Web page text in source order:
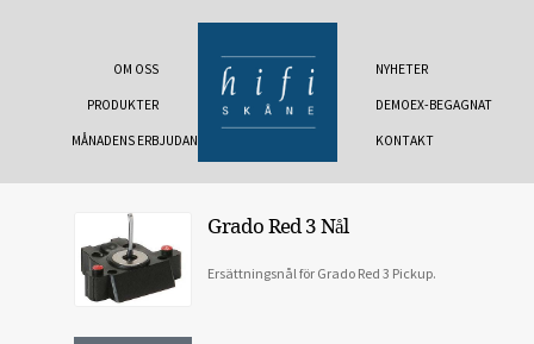
OM OSS
PRODUKTER
MÅNADENS ERBJUDANDE
NYHETER
DEMOEX-BEGAGNAT
KONTAKT
Grado Red 3 Nål
Ersättningsnål för Grado Red 3 Pickup.